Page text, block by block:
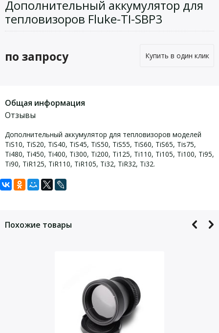
Дополнительный аккумулятор для
тепловизоров Fluke-TI-SBP3
по запросу Купить в один клик
Общая информация
Отзывы
Дополнительный аккумулятор для тепловизоров моделей
TiS10, TiS20, TiS40, TiS45, TiS50, TiS55, TiS60, TiS65, Tis75,
Ti480, Ti450, Ti400, Ti300, Ti200, Ti125, Ti110, Ti105, Ti100, Ti95,
Ti90, TiR125, TiR110, TiR105, Ti32, TiR32, Ti32.
Задать вопрос
Похожие товары